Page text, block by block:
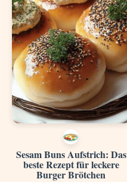
Sesam Buns Aufstrich: Das
beste Rezept für leckere
Burger Brötchen